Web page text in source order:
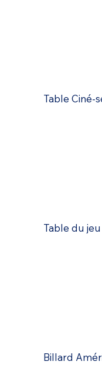
Table Ciné-
Table du
Billard